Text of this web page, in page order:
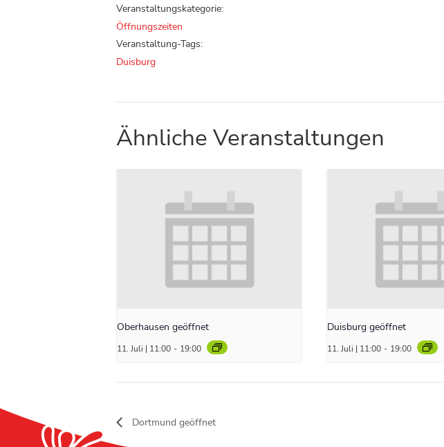
Veranstaltungskategorie:
Öffnungszeiten
Veranstaltung-Tags:
Duisburg
Ähnliche Veranstaltungen
Oberhausen geöffnet
11. Juli | 11:00 - 19:00
Duisburg geöffnet
11. Juli | 11:00 - 19:00
Dortmund geöffnet